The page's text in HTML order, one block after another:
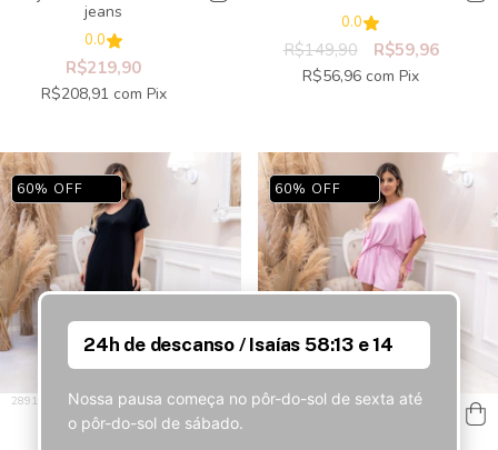
jeans
0.0
R$219,90
R$208,91 com Pix
0.0
R$149,90 R$59,96
R$56,96 com Pix
60% OFF
Camisetão preto
60% OFF
24h de descanso / Isaías 58:13 e 14
Nossa pausa começa no pôr-do-sol de sexta até
o pôr-do-sol de sábado.